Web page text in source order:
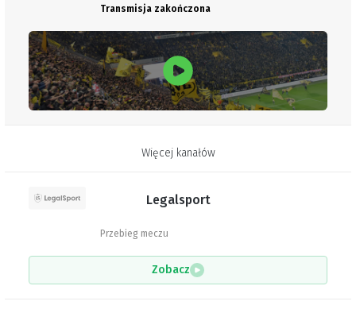
Transmisja zakończona
Więcej kanałów
Legalsport
Przebieg meczu
Zobacz